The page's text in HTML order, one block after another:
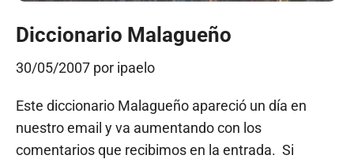
Diccionario Malagueño
30/05/2007 por ipaelo
Este diccionario Malagueño apareció un día en
nuestro email y va aumentando con los
comentarios que recibimos en la entrada. Si